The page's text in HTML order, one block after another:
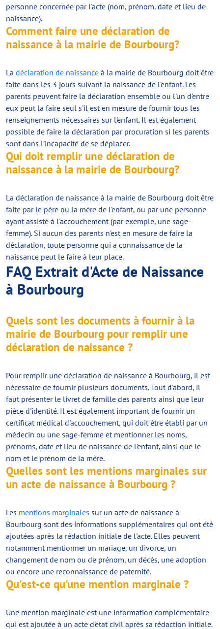
personne concernée par l'acte (nom, prénom, date et lieu de
naissance).
Comment faire une déclaration de
naissance à la mairie de Bourbourg?
La déclaration de naissance à la mairie de Bourbourg doit être
faite dans les 3 jours suivant la naissance de l'enfant. Les
parents peuvent faire la déclaration ensemble ou l'un d'entre
eux peut la faire seul s'il est en mesure de fournir tous les
renseignements nécessaires sur l'enfant. Il est également
possible de faire la déclaration par procuration si les parents
sont dans l'incapacité de se déplacer.
Qui doit remplir une déclaration de
naissance à la mairie de Bourbourg?
La déclaration de naissance à la mairie de Bourbourg doit être
faite par le père ou la mère de l'enfant, ou par une personne
ayant assisté à l'accouchement (par exemple, une sage-
femme). Si aucun des parents n'est en mesure de faire la
déclaration, toute personne qui a connaissance de la
naissance peut le faire à leur place.
FAQ Extrait d'Acte de Naissance
à Bourbourg
Quels sont les documents à fournir à la
mairie de Bourbourg pour remplir une
déclaration de naissance ?
Pour remplir une déclaration de naissance à Bourbourg, il est
nécessaire de fournir plusieurs documents. Tout d'abord, il
faut présenter le livret de famille des parents ainsi que leur
pièce d'identité. Il est également important de fournir un
certificat médical d'accouchement, qui doit être établi par un
médecin ou une sage-femme et mentionner les noms,
prénoms, date et lieu de naissance de l'enfant, ainsi que le
nom et le prénom de la mère.
Quelles sont les mentions marginales sur
un acte de naissance à Bourbourg ?
Les mentions marginales sur un acte de naissance à
Bourbourg sont des informations supplémentaires qui ont été
ajoutées après la rédaction initiale de l'acte. Elles peuvent
notamment mentionner un mariage, un divorce, un
changement de nom ou de prénom, un décès, une adoption
ou encore une reconnaissance de paternité.
Qu'est-ce qu'une mention marginale ?
Une mention marginale est une information complémentaire
qui est ajoutée à un acte d'état civil après sa rédaction initiale.